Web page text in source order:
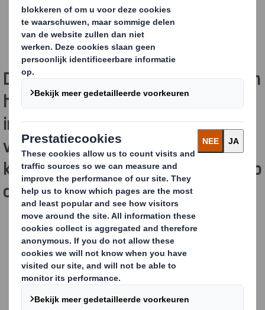
DS Smith is als partner verbonden aan
het non-profitBetter Time Stories
initiatief, sponsort 100.000
verpakkingen om de boeken te
kunnen verzenden en doet een oproep
om de campagne te steunen.